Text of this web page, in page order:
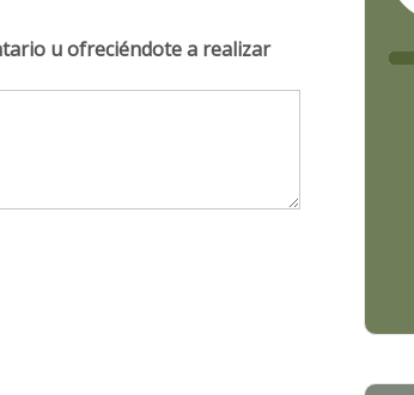
u ofreciéndote a realizar